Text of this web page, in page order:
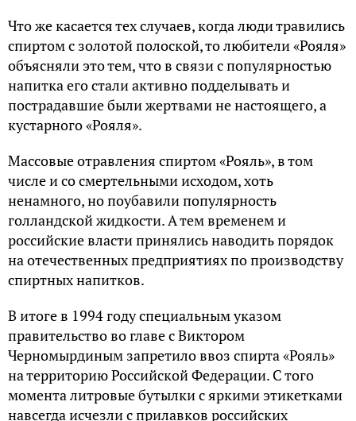
Что же касается тех случаев, когда люди травились
спиртом с золотой полоской, то любители «Рояля»
объясняли это тем, что в связи с популярностью
напитка его стали активно подделывать и
пострадавшие были жертвами не настоящего, а
кустарного «Рояля».
Массовые отравления спиртом «Рояль», в том
числе и со смертельными исходом, хоть
ненамного, но поубавили популярность
голландской жидкости. А тем временем и
российские власти принялись наводить порядок
на отечественных предприятиях по производству
спиртных напитков.
В итоге в 1994 году специальным указом
правительство во главе с Виктором
Черномырдиным запретило ввоз спирта «Рояль»
на территорию Российской Федерации. С того
момента литровые бутылки с яркими этикетками
навсегда исчезли с прилавков российских